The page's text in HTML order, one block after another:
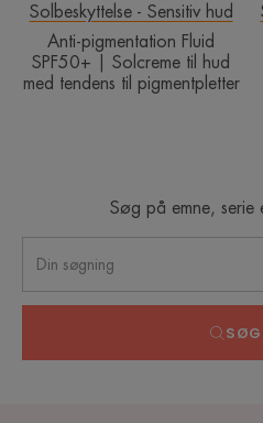
tendens
til
pigmentpletter
Solbeskyttelse - Sensitiv hud
Anti-pigmentation Fluid
SPF50+ | Solcreme til hud
med tendens til pigmentpletter
Søg på emne, serie
SØG